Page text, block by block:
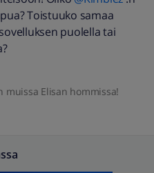
Toistuuko samaa
puolella tai
muissa Elisan hommissa!